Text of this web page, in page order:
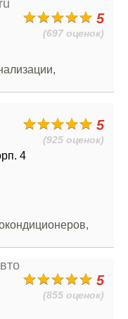
5
(697 оценок)
5
(925 оценок)
4
5
(855 оценок)